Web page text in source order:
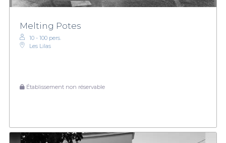
Melting Potes
10 - 100 pers.
Les Lilas
Établissement non réservable